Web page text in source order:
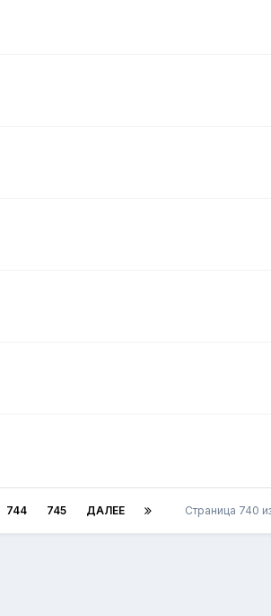
744 745 ДАЛЕЕ Страница 740